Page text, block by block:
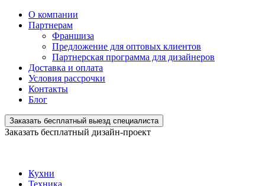
О компании
Партнерам
Франшиза
Предложение для оптовых клиентов
Партнерская программа для дизайнеров
Доставка и оплата
Условия рассрочки
Контакты
Блог
Заказать бесплатный выезд специалиста
Заказать бесплатный дизайн-проект
Кухни
Техника